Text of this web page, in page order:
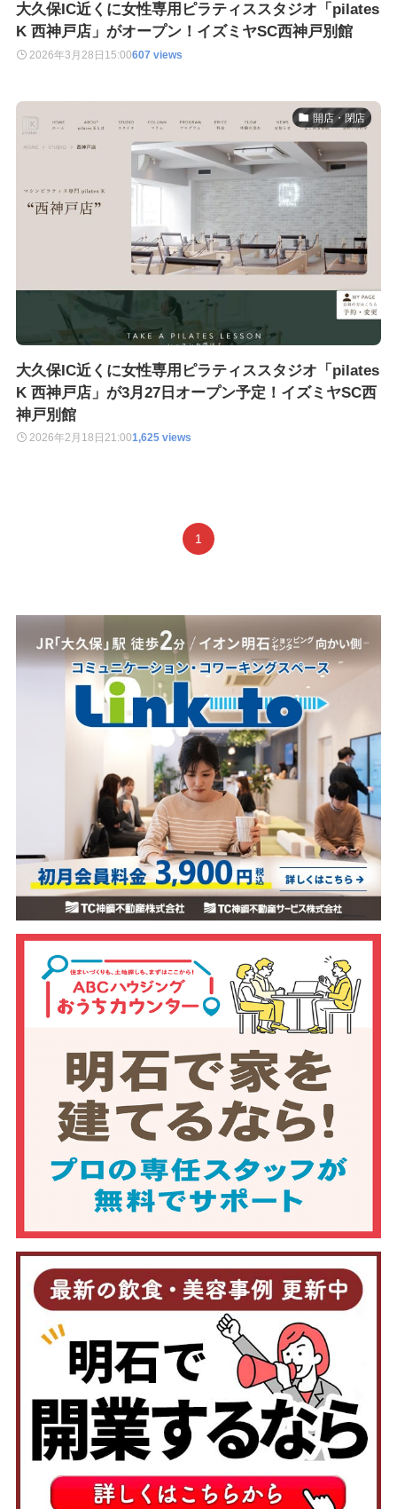
大久保IC近くに女性専用ピラティススタジオ「pilates
K 西神戸店」がオープン！イズミヤSC西神戸別館
2026年3月28日 15:00607 views
開店・閉店
大久保IC近くに女性専用ピラティススタジオ「pilates
K 西神戸店」が3月27日オープン予定！イズミヤSC西
神戸別館
2026年2月18日 21:001,625 views
1